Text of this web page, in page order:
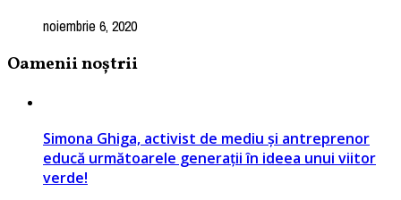
noiembrie 6, 2020
Oamenii noștrii
Simona Ghiga, activist de mediu și antreprenor
educă următoarele generații în ideea unui viitor
verde!